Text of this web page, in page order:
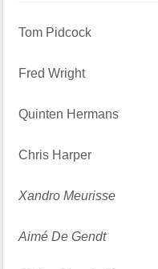
Tom Pidcock
Fred Wright
Quinten Hermans
Chris Harper
Xandro Meurisse
Aimé De Gendt